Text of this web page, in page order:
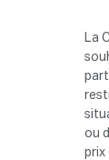
La
ou
prix